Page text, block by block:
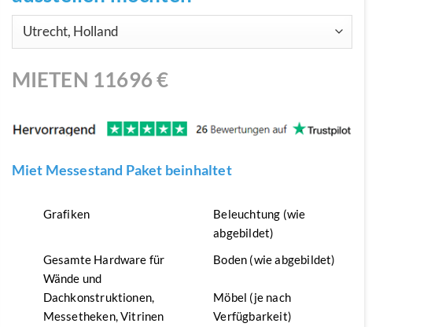
MIETEN 11696€
Miet Messestand Paket beinhaltet
Grafiken
Beleuchtung (wie
abgebildet)
Gesamte Hardware für
Wände und
Dachkonstruktionen,
Messetheken, Vitrinen
Boden (wie abgebildet)
Möbel (je nach
Verfügbarkeit)